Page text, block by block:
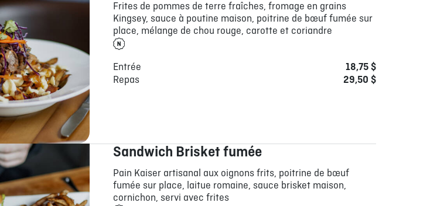
Frites de pommes de terre fraîches, fromage en grains
Kingsey, sauce à poutine maison, poitrine de bœuf fumée sur
place, mélange de chou rouge, carotte et coriandre
Entrée
18,75 $
Repas
29,50 $
Sandwich Brisket fumée
Pain Kaiser artisanal aux oignons frits, poitrine de bœuf
fumée sur place, laitue romaine, sauce brisket maison,
cornichon, servi avec frites